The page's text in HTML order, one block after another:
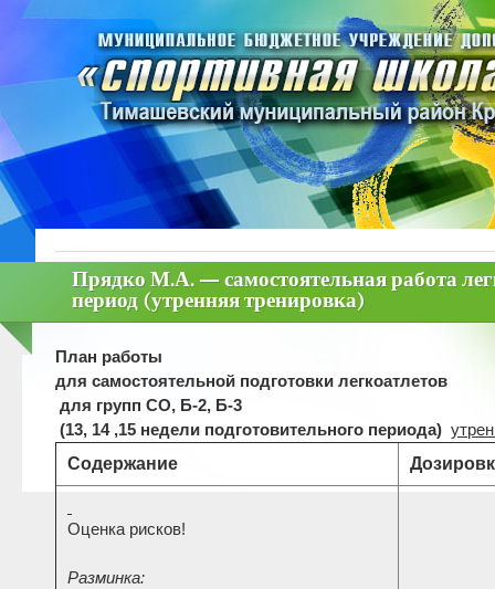
Прядко М.А. — самостоятельная работа
период (утренняя тренировка)
План работы
для самостоятельной подготовки легкоатлетов
для групп СО, Б-2, Б-3
(13, 14 ,15 недели подготовительного периода)
Содержание
Оценка рисков!
Разминка: